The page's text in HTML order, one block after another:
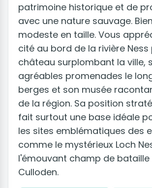
patrimoine historique et de
avec une nature sauvage.
modeste en taille. Vous
cité au bord de la rivière Ness
château surplombant la ville,
agréables promenades le
berges et son musée
de la région. Sa position
fait surtout une base idéale
les sites emblématiques des
comme le mystérieux Loch
l'émouvant champ de bataille
Culloden.